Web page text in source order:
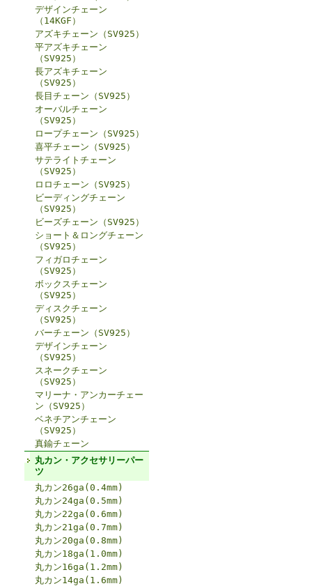
デザインチェーン
（14KGF）
アズキチェーン（SV925）
平アズキチェーン
（SV925）
長アズキチェーン
（SV925）
長目チェーン（SV925）
オーバルチェーン
（SV925）
ロープチェーン（SV925）
喜平チェーン（SV925）
サテライトチェーン
（SV925）
ロロチェーン（SV925）
ビーディングチェーン
（SV925）
ビーズチェーン（SV925）
ショート＆ロングチェーン
（SV925）
フィガロチェーン
（SV925）
ボックスチェーン
（SV925）
ディスクチェーン
（SV925）
バーチェーン（SV925）
デザインチェーン
（SV925）
スネークチェーン
（SV925）
マリーナ・アンカーチェー
ン（SV925）
ベネチアンチェーン
（SV925）
真鍮チェーン
丸カン・アクセサリーパー
ツ
丸カン26ga(0.4mm)
丸カン24ga(0.5mm)
丸カン22ga(0.6mm)
丸カン21ga(0.7mm)
丸カン20ga(0.8mm)
丸カン18ga(1.0mm)
丸カン16ga(1.2mm)
丸カン14ga(1.6mm)